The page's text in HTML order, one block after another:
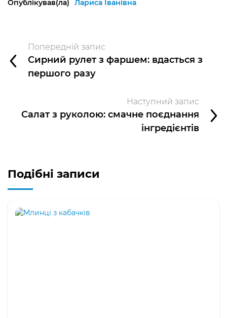
Опублікував(ла) Лариса Іванівна
Попередній запис
Сирний рулет з фаршем: вдасться з
першого разу
Наступний запис
Салат з руколою: смачне поєднання
інгредієнтів
Подібні записи